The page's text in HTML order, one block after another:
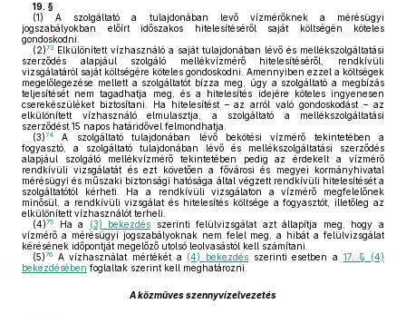
19. §
(1) A szolgáltató a tulajdonában levő vízmérőknek a mérésügyi
jogszabályokban előírt időszakos hitelesítéséről saját költségén köteles
gondoskodni.
(2)73 Elkülönített vízhasználó a saját tulajdonában lévő és mellékszolgáltatási
szerződés alapjául szolgáló mellékvízmérő hitelesítéséről, rendkívüli
vizsgálatáról saját költségére köteles gondoskodni. Amennyiben ezzel a költségek
megelőlegezése mellett a szolgáltatót bízza meg, úgy a szolgáltató a megbízás
teljesítését nem tagadhatja meg, és a hitelesítés idejére köteles ingyenesen
cserekészüléket biztosítani. Ha hitelesítést – az arról való gondoskodást – az
elkülönített vízhasználó elmulasztja, a szolgáltató a mellékszolgáltatási
szerződést 15 napos határidővel felmondhatja.
(3)74
A szolgáltató tulajdonában lévő bekötési vízmérő tekintetében a
fogyasztó, a szolgáltató tulajdonában lévő és mellékszolgáltatási szerződés
alapjául szolgáló mellékvízmérő tekintetében pedig az érdekelt a vízmérő
rendkívüli vizsgálatát és ezt követően a fővárosi és megyei kormányhivatal
mérésügyi és műszaki biztonsági hatósága által végzett rendkívüli hitelesítését a
szolgáltatótól kérheti. Ha a rendkívüli vizsgálaton a vízmérő megfelelőnek
minősül, a rendkívüli vizsgálat és hitelesítés költsége a fogyasztót, illetőleg az
elkülönített vízhasználót terheli.
(4)75 Ha a (3) bekezdés szerinti felülvizsgálat azt állapítja meg, hogy a
vízmérő a mérésügyi jogszabályoknak nem felel meg, a hibát a felülvizsgálat
kérésének időpontját megelőző utolsó leolvasástól kell számítani.
(5)76 A vízhasználat mértékét a (4) bekezdés szerinti esetben a 17. § (4)
bekezdésében foglaltak szerint kell meghatározni.
A közműves szennyvízelvezetés